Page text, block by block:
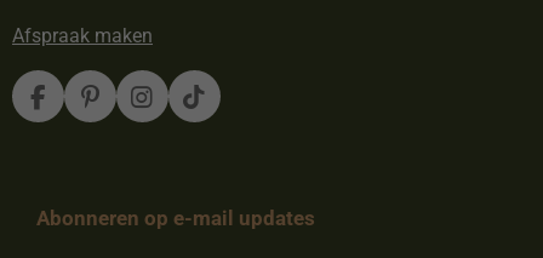
Afspraak maken
F
a
o
P
i
r
I
n
g
T
i
k
Abonneren op e-mail updates